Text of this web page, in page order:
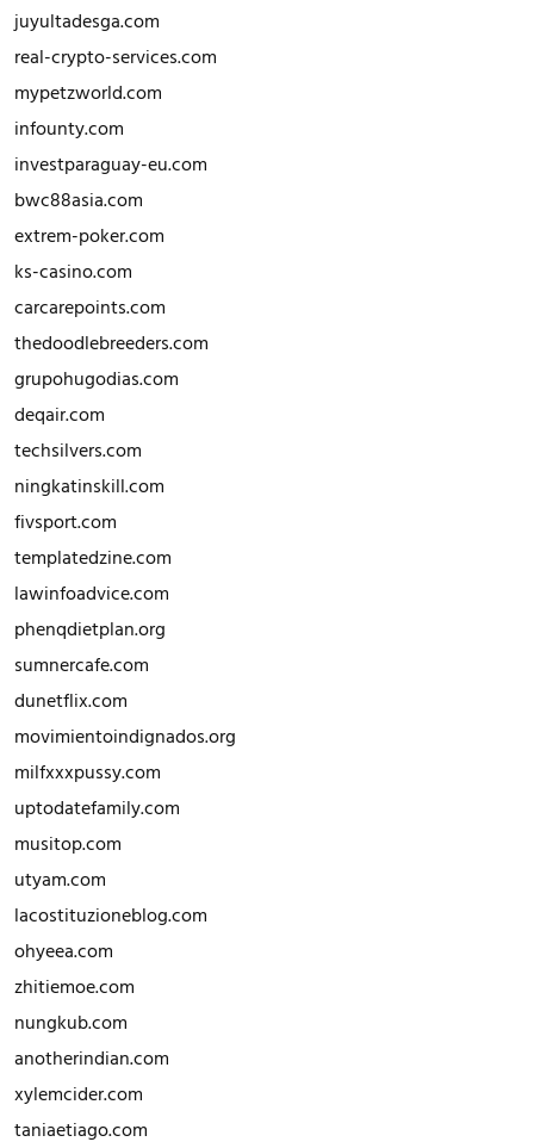
juyultadesga.com
real-crypto-services.com
mypetzworld.com
infounty.com
investparaguay-eu.com
bwc88asia.com
extrem-poker.com
ks-casino.com
carcarepoints.com
thedoodlebreeders.com
grupohugodias.com
deqair.com
techsilvers.com
ningkatinskill.com
fivsport.com
templatedzine.com
lawinfoadvice.com
phenqdietplan.org
sumnercafe.com
dunetflix.com
movimientoindignados.org
milfxxxpussy.com
uptodatefamily.com
musitop.com
utyam.com
lacostituzioneblog.com
ohyeea.com
zhitiemoe.com
nungkub.com
anotherindian.com
xylemcider.com
taniaetiago.com